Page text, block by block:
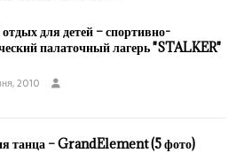
для детей – спортивно-
палаточный лагерь "STALKER"
2010
танца – GrandElement (5 фото)